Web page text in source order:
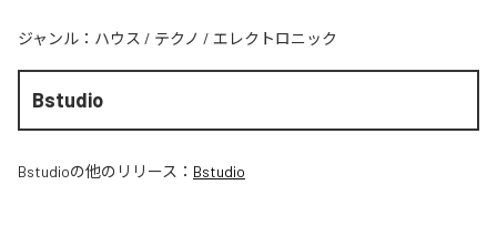
ジャンル： ハウス / テクノ / エレクトロニック
Bstudio
Bstudioの他のリリース： Bstudio